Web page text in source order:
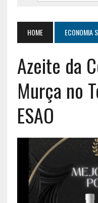
HOME ECONOMIA
Azeite da
Murça no
ESAO